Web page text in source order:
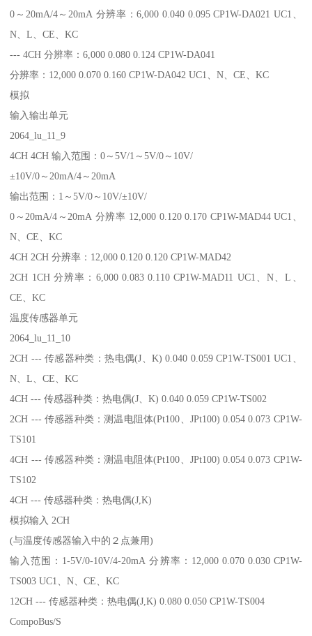
0～20mA/4～20mA 分辨率：6,000 0.040 0.095 CP1W-DA021 UC1、
N、L、CE、KC
--- 4CH 分辨率：6,000 0.080 0.124 CP1W-DA041
分辨率：12,000 0.070 0.160 CP1W-DA042 UC1、N、CE、KC
模拟
输入输出单元
2064_lu_11_9
4CH 4CH 输入范围：0～5V/1～5V/0～10V/
±10V/0～20mA/4～20mA
输出范围：1～5V/0～10V/±10V/
0～20mA/4～20mA 分辨率 12,000 0.120 0.170 CP1W-MAD44 UC1、
N、CE、KC
4CH 2CH 分辨率：12,000 0.120 0.120 CP1W-MAD42
2CH 1CH 分辨率：6,000 0.083 0.110 CP1W-MAD11 UC1、N、L、
CE、KC
温度传感器单元
2064_lu_11_10
2CH --- 传感器种类：热电偶(J、K) 0.040 0.059 CP1W-TS001 UC1、
N、L、CE、KC
4CH --- 传感器种类：热电偶(J、K) 0.040 0.059 CP1W-TS002
2CH --- 传感器种类：测温电阻体(Pt100、JPt100) 0.054 0.073 CP1W-
TS101
4CH --- 传感器种类：测温电阻体(Pt100、JPt100) 0.054 0.073 CP1W-
TS102
4CH --- 传感器种类：热电偶(J,K)
模拟输入 2CH
(与温度传感器输入中的２点兼用)
输入范围：1-5V/0-10V/4-20mA 分辨率：12,000 0.070 0.030 CP1W-
TS003 UC1、N、CE、KC
12CH --- 传感器种类：热电偶(J,K) 0.080 0.050 CP1W-TS004
CompoBus/S